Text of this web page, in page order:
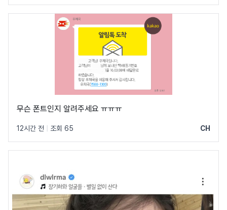
무슨 폰트인지 알려주세요 ㅠㅠㅠ
12시간 전 조회 65 CH